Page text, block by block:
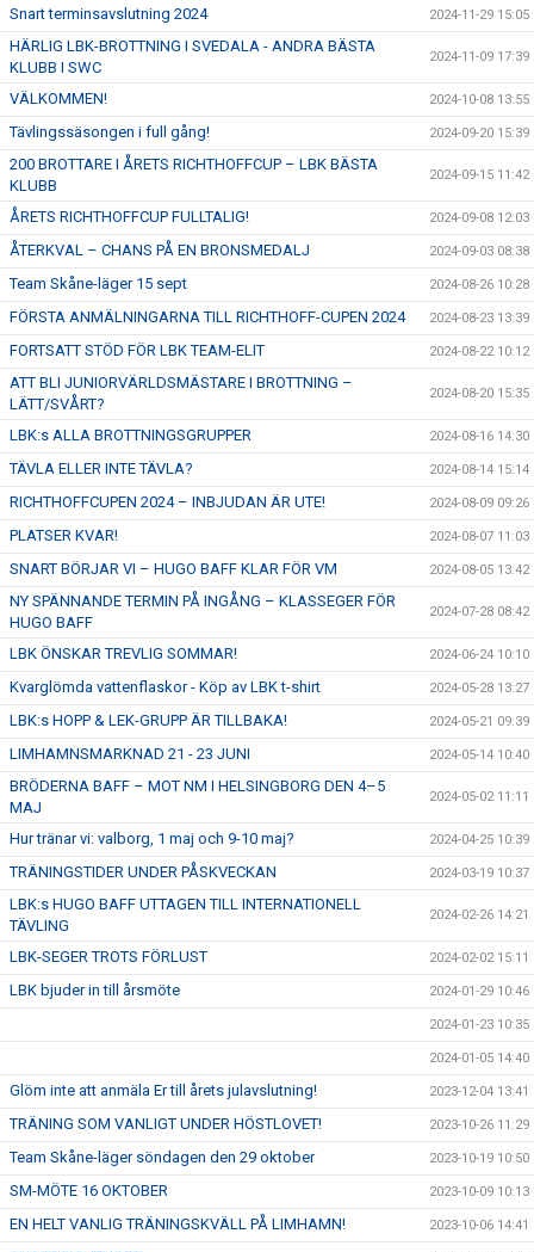
Snart terminsavslutning 2024 2024-11-29 15:05
HÄRLIG LBK-BROTTNING I SVEDALA - ANDRA BÄSTA
KLUBB I SWC
2024-11-09 17:39
VÄLKOMMEN! 2024-10-08 13:55
Tävlingssäsongen i full gång! 2024-09-20 15:39
200 BROTTARE I ÅRETS RICHTHOFFCUP – LBK BÄSTA
KLUBB
2024-09-15 11:42
ÅRETS RICHTHOFFCUP FULLTALIG! 2024-09-08 12:03
ÅTERKVAL – CHANS PÅ EN BRONSMEDALJ 2024-09-03 08:38
Team Skåne-läger 15 sept 2024-08-26 10:28
FÖRSTA ANMÄLNINGARNA TILL RICHTHOFF-CUPEN 2024 2024-08-23 13:39
FORTSATT STÖD FÖR LBK TEAM-ELIT 2024-08-22 10:12
ATT BLI JUNIORVÄRLDSMÄSTARE I BROTTNING –
LÄTT/SVÅRT?
2024-08-20 15:35
LBK:s ALLA BROTTNINGSGRUPPER 2024-08-16 14:30
TÄVLA ELLER INTE TÄVLA? 2024-08-14 15:14
RICHTHOFFCUPEN 2024 – INBJUDAN ÄR UTE! 2024-08-09 09:26
PLATSER KVAR! 2024-08-07 11:03
SNART BÖRJAR VI – HUGO BAFF KLAR FÖR VM 2024-08-05 13:42
NY SPÄNNANDE TERMIN PÅ INGÅNG – KLASSEGER FÖR
HUGO BAFF
2024-07-28 08:42
LBK ÖNSKAR TREVLIG SOMMAR! 2024-06-24 10:10
Kvarglömda vattenflaskor - Köp av LBK t-shirt 2024-05-28 13:27
LBK:s HOPP & LEK-GRUPP ÄR TILLBAKA! 2024-05-21 09:39
LIMHAMNSMARKNAD 21 - 23 JUNI 2024-05-14 10:40
BRÖDERNA BAFF – MOT NM I HELSINGBORG DEN 4–5
MAJ
2024-05-02 11:11
Hur tränar vi: valborg, 1 maj och 9-10 maj? 2024-04-25 10:39
TRÄNINGSTIDER UNDER PÅSKVECKAN 2024-03-19 10:37
LBK:s HUGO BAFF UTTAGEN TILL INTERNATIONELL
TÄVLING
2024-02-26 14:21
LBK-SEGER TROTS FÖRLUST 2024-02-02 15:11
LBK bjuder in till årsmöte 2024-01-29 10:46
2024-01-23 10:35
2024-01-05 14:40
Glöm inte att anmäla Er till årets julavslutning! 2023-12-04 13:41
TRÄNING SOM VANLIGT UNDER HÖSTLOVET! 2023-10-26 11:29
Team Skåne-läger söndagen den 29 oktober 2023-10-19 10:50
SM-MÖTE 16 OKTOBER 2023-10-09 10:13
EN HELT VANLIG TRÄNINGSKVÄLL PÅ LIMHAMN! 2023-10-06 14:41